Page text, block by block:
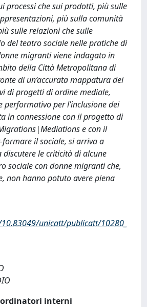
processi che sui prodotti, più sulle
più sulla comunità
sulle relazioni che sulle
del teatro sociale nelle pratiche di
migranti viene indagato in
della Città Metropolitana di
di un’accurata mappatura dei
di progetti di ordine mediale,
performativo per l’inclusione dei
in connessione con il progetto di
e con il
formare il sociale, si arriva a
discutere le criticità di alcune
sociale con donne migranti che,
non hanno potuto avere piena
unicatt/publicatt/10280_
interni